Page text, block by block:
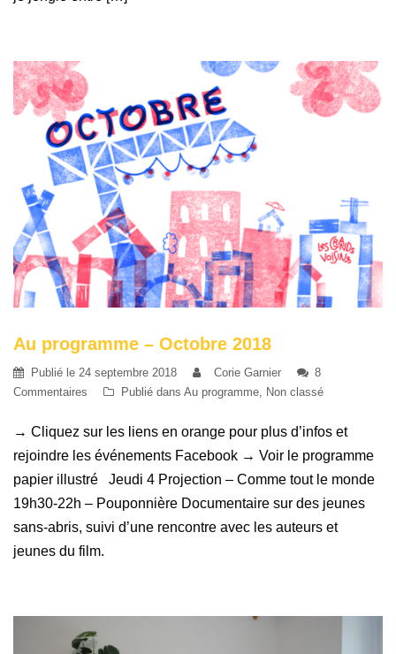
Au programme – Octobre 2018
Publié le 24 septembre 2018 Corie Garnier
8
Commentaires
Publié dans Au programme Non classé
→ Cliquez sur les liens en orange pour plus d’infos et
rejoindre les événements Facebook → Voir le programme
papier illustré Jeudi 4 Projection – Comme tout le monde
19h30-22h – Pouponnière Documentaire sur des jeunes
sans-abris, suivi d’une rencontre avec les auteurs et
jeunes du film.